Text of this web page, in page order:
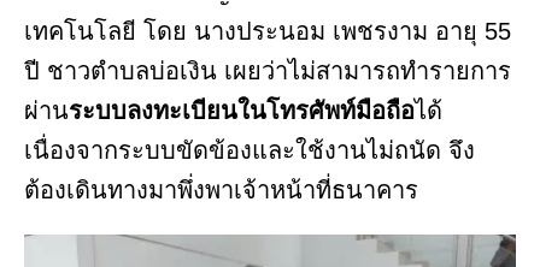
เทคโนโลยี โดย นางประนอม เพชรงาม อายุ 55
ปี ชาวตำบลบ่อเงิน เผยว่าไม่สามารถทำรายการ
ผ่านระบบลงทะเบียนในโทรศัพท์มือถือได้
เนื่องจากระบบขัดข้องและใช้งานไม่ถนัด จึง
ต้องเดินทางมาพึ่งพาเจ้าหน้าที่ธนาคาร